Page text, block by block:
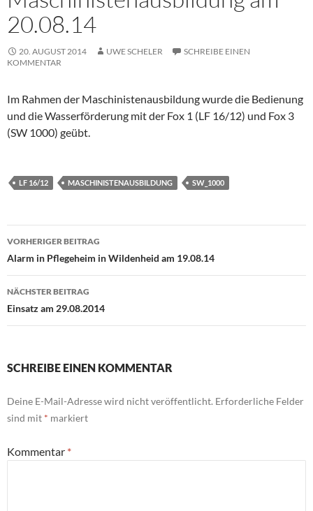
20.08.14
20. AUGUST 2014 UWE SCHELER
SCHREIBE EINEN
KOMMENTAR
Im Rahmen der Maschinistenausbildung wurde die Bedienung
und die Wasserförderung mit der Fox 1 (LF 16/12) und Fox 3
(SW 1000) geübt.
LF 16/12 MASCHINISTENAUSBILDUNG SW_1000
Beitragsnavigation
VORHERIGER BEITRAG
Alarm in Pflegeheim in Wildenheid am 19.08.14
NÄCHSTER BEITRAG
Einsatz am 29.08.2014
SCHREIBE EINEN KOMMENTAR
Deine E-Mail-Adresse wird nicht veröffentlicht. Erforderliche Felder
sind mit * markiert
Kommentar *